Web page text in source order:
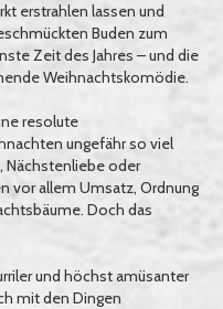
erstrahlen lassen und
Buden zum
Zeit des Jahres – und die
Weihnachtskomödie.
resolute
ungefähr so viel
Nächstenliebe oder
vor allem Umsatz, Ordnung
Doch das
und höchst amüsanter
mit den Dingen